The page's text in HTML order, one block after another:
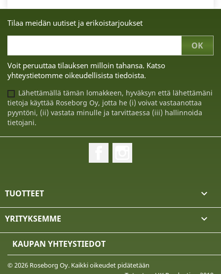
Tilaa meidän uutiset ja erikoistarjoukset
Voit peruuttaa tilauksen milloin tahansa. Katso
yhteystietomme oikeudellisista tiedoista.
Lähettämällä tämän lomakkeen, hyväksyn että lähettämäni
tietoja käyttää Roseborg Oy, jotta he (i) voivat vastaanottaa
pyyntöni, (ii) vastata minulle ja tarvittaessa (iii) hallinnoida
tietojani.
TUOTTEET 
YRITYKSEMME 
KAUPAN YHTEYSTIEDOT
© 2026 Roseborg Oy. Kaikki oikeudet pidätetään